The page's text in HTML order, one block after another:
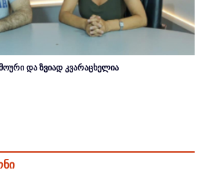
და ზვიად კვარაცხელია